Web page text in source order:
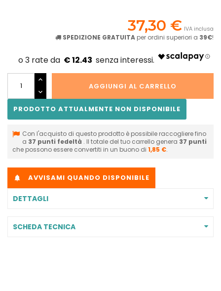
37,30 € IVA inclusa
SPEDIZIONE GRATUITA per ordini superiori a 39€!
€ 12.43
AGGIUNGI AL CARRELLO
PRODOTTO ATTUALMENTE NON DISPONIBILE
Con l'acquisto di questo prodotto è possibile raccogliere fino
a 37 punti fedeltà . Il totale del tuo carrello genera 37 punti
che possono essere convertiti in un buono di 1,85 €.
 AVVISAMI QUANDO DISPONIBILE
DETTAGLI
SCHEDA TECNICA